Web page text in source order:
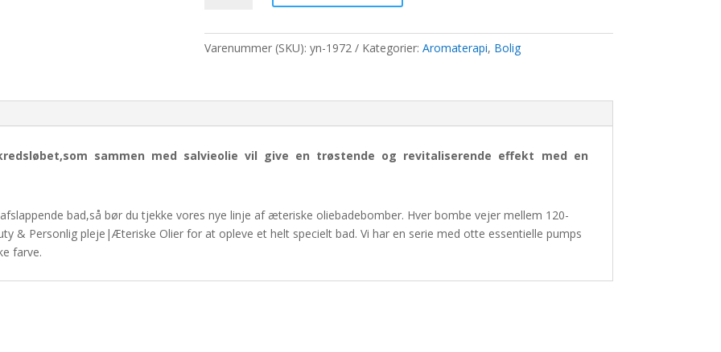
Badebombe
Varenummer (SKU): yn-1972 Kategorier: Aromaterapi, Bolig
sammen med salvieolie vil give en trøstende og revitaliserende effekt med en
bad,så bør du tjekke vores nye linje af æteriske oliebadebomber. Hver bombe vejer mellem 120-
& Personlig pleje|Æteriske Olier for at opleve et helt specielt bad. Vi har en serie med otte essentielle pumps
farve.